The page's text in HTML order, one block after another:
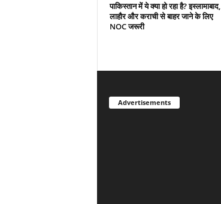
पाकिस्तान में ये क्या हो रहा है? इस्लामाबाद,
लाहौर और कराची से बाहर जाने के लिए
NOC जरूरी
Advertisements